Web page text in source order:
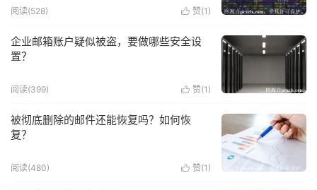
阅读(528)  赞(1 )
企业邮箱账户疑似被盗，要做哪些安全设
置？
阅读(399)  赞(1 )
被彻底删除的邮件还能恢复吗？如何恢
复？
阅读(480)  赞(1 )